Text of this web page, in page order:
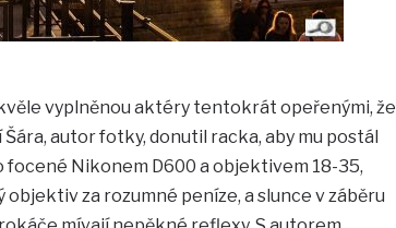
vyplněnou aktéry tentokrát opeřenými, že
autor fotky, donutil racka, aby mu postál
Nikonem D600 a objektivem 18-35,
objektiv za rozumné peníze, a slunce v záběru